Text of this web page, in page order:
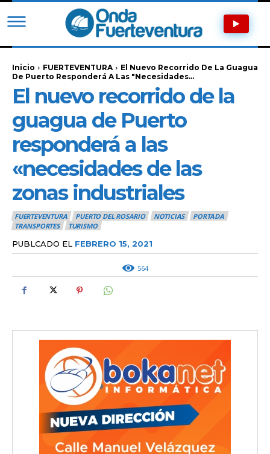
Inicio FUERTEVENTURA
El Nuevo Recorrido De La Guagua
De Puerto Responderá A Las "necesidades...
El nuevo recorrido de la
guagua de Puerto
responderá a las
«necesidades de las
zonas industriales
FUERTEVENTURA PUERTO DEL ROSARIO NOTICIAS
PORTADA
TRANSPORTES
TURISMO
PUBLCADO EL FEBRERO 15, 2021
564